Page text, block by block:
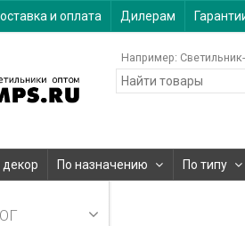
и оплата Дилерам
Например: Светильник-
По назначению По типу